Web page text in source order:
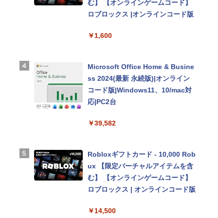
パソコン 15-fd 15.6インチ 16GB
￥129,800
プ搭載13インチノートブック：AI
Bユニファイドメモリ、1TB SSDス
トレージ、12MPセンターフレーム
カメラ、日本語キーボード、Touc
h ID - ミッドナイト
む】 【オンラインゲームコード】
ロブロックス |オンラインコード版
￥1,600
Microsoft Office Home & Busine
ss 2024(最新 永続版)|オンライン
コード版|Windows11、10/mac対
応|PC2台
￥39,582
Robloxギフトカード - 10,000 Rob
ux 【限定バーチャルアイテムを含
む】 【オンラインゲームコード】
ロブロックス | オンラインコード版
￥14,500